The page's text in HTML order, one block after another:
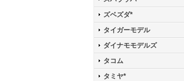
ズベズダ*
タイガーモデル
ダイナモモデルズ
タコム
タミヤ*